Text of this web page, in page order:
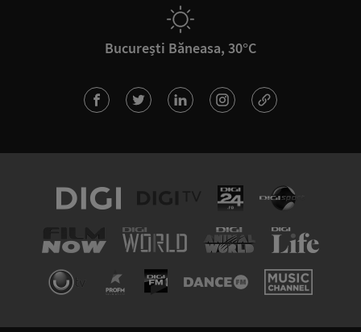
București Băneasa, 30°C